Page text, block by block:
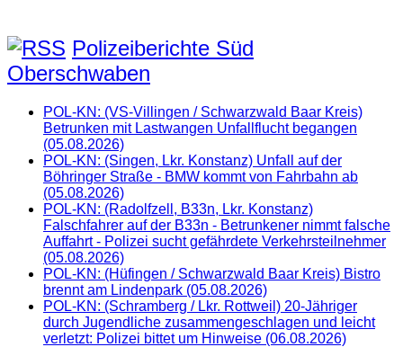
Polizeiberichte Süd
Oberschwaben
POL-KN: (VS-Villingen / Schwarzwald Baar Kreis)
Betrunken mit Lastwangen Unfallflucht begangen
(05.08.2026)
POL-KN: (Singen, Lkr. Konstanz) Unfall auf der
Böhringer Straße - BMW kommt von Fahrbahn ab
(05.08.2026)
POL-KN: (Radolfzell, B33n, Lkr. Konstanz)
Falschfahrer auf der B33n - Betrunkener nimmt falsche
Auffahrt - Polizei sucht gefährdete Verkehrsteilnehmer
(05.08.2026)
POL-KN: (Hüfingen / Schwarzwald Baar Kreis) Bistro
brennt am Lindenpark (05.08.2026)
POL-KN: (Schramberg / Lkr. Rottweil) 20-Jähriger
durch Jugendliche zusammengeschlagen und leicht
verletzt: Polizei bittet um Hinweise (06.08.2026)